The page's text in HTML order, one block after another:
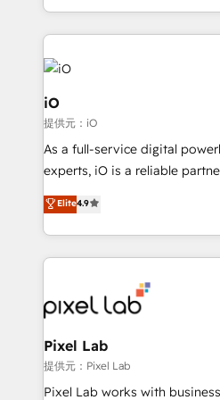
and, deliver clarity on
iO
提供元：iO
As a full-service digital
experts, iO is a reliable
looking to strengthen their
marketing, technology,
creation. iO combines in-depth knowledge on both
the marketing and
from end-to-end. Teams of marketing specialists,
developers, copywriters and
side to meet the specific
and project. Dedicated HubSpot teams combine all
skills for HubSpot projects
Elite4.9
Pixel Lab
提供元：Pixel Lab
Pixel Lab works with